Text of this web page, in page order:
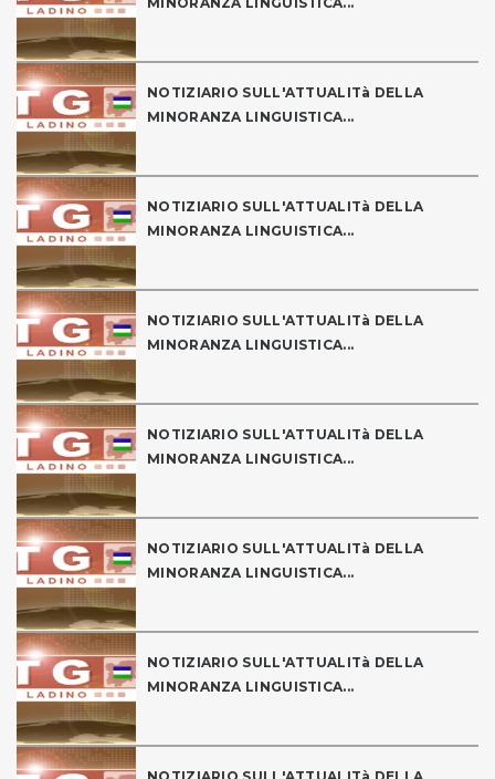
NOTIZIARIO SULL'ATTUALITà DELLA
MINORANZA LINGUISTICA...
NOTIZIARIO SULL'ATTUALITà DELLA
MINORANZA LINGUISTICA...
NOTIZIARIO SULL'ATTUALITà DELLA
MINORANZA LINGUISTICA...
NOTIZIARIO SULL'ATTUALITà DELLA
MINORANZA LINGUISTICA...
NOTIZIARIO SULL'ATTUALITà DELLA
MINORANZA LINGUISTICA...
NOTIZIARIO SULL'ATTUALITà DELLA
MINORANZA LINGUISTICA...